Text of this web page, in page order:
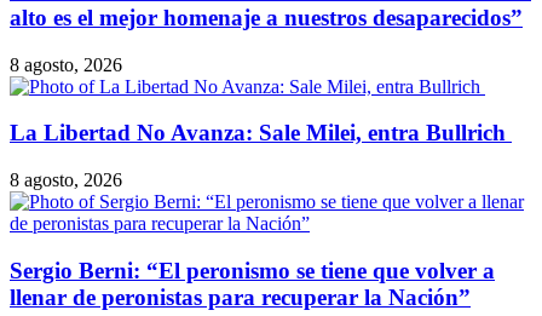
alto es el mejor homenaje a nuestros desaparecidos”
8 agosto, 2026
​La Libertad No Avanza: Sale Milei, entra Bullrich
8 agosto, 2026
Sergio Berni: “El peronismo se tiene que volver a
llenar de peronistas para recuperar la Nación”